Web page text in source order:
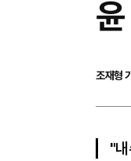
조재형
"